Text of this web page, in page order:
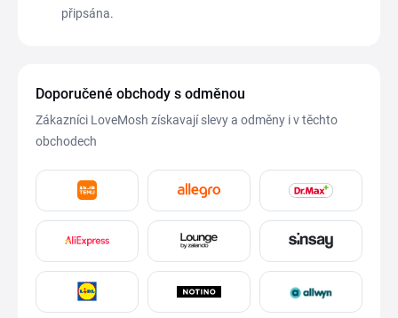
připsána.
Doporučené obchody s odměnou
Zákazníci LoveMosh získavají slevy a odměny i v těchto
obchodech